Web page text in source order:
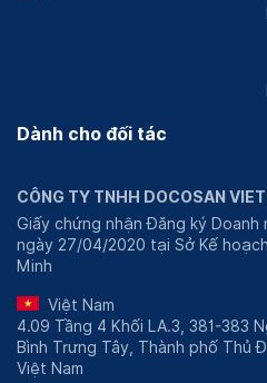
Dành cho đối tác
CÔNG TY TNHH DOCOSAN
Giấy chứng nhận Đăng ký
ngày 27/04/2020 tại Sở Kế
Minh
Việt Nam
4.09 Tầng 4 Khối LA.3, 381-383
Bình Trưng Tây, Thành phố Thủ
Việt Nam